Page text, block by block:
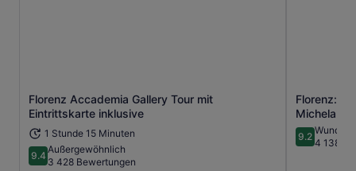
Florenz Accademia Gallery Tour mit
Eintrittskarte inklusive
1 Stunde 15 Minuten
9.49.4 von 10
Außergewöhnlich
3 428 Bewertungen
Wird in einem neuen Tab geöffnet
Florenz:
9.29.2 von 10
4 138